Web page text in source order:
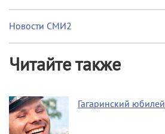
Новости СМИ2
Читайте также
Гагаринский юбилей